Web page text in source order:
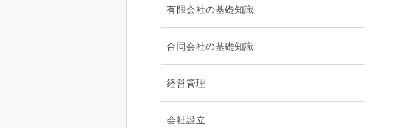
有限会社の基礎知識
合同会社の基礎知識
経営管理
会社設立